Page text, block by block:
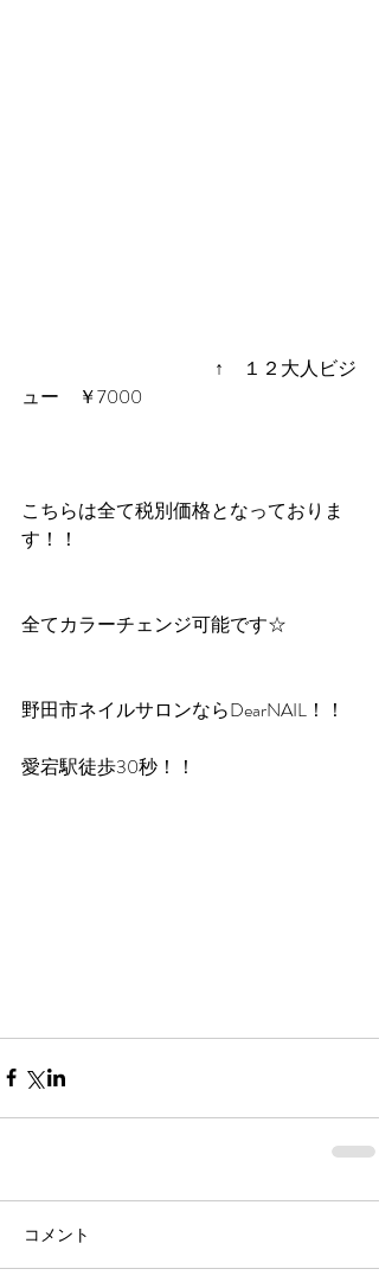
ュー　￥7000
こちらは全て税別価格となっておりま
す！！
全てカラーチェンジ可能です☆
野田市ネイルサロンならDearNAIL！！
愛宕駅徒歩30秒！！
コメント